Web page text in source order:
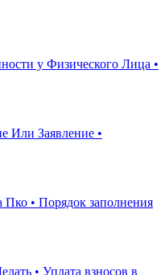
у Физического Лица •
Или Заявление •
• Порядок заполнения
• Уплата взносов в